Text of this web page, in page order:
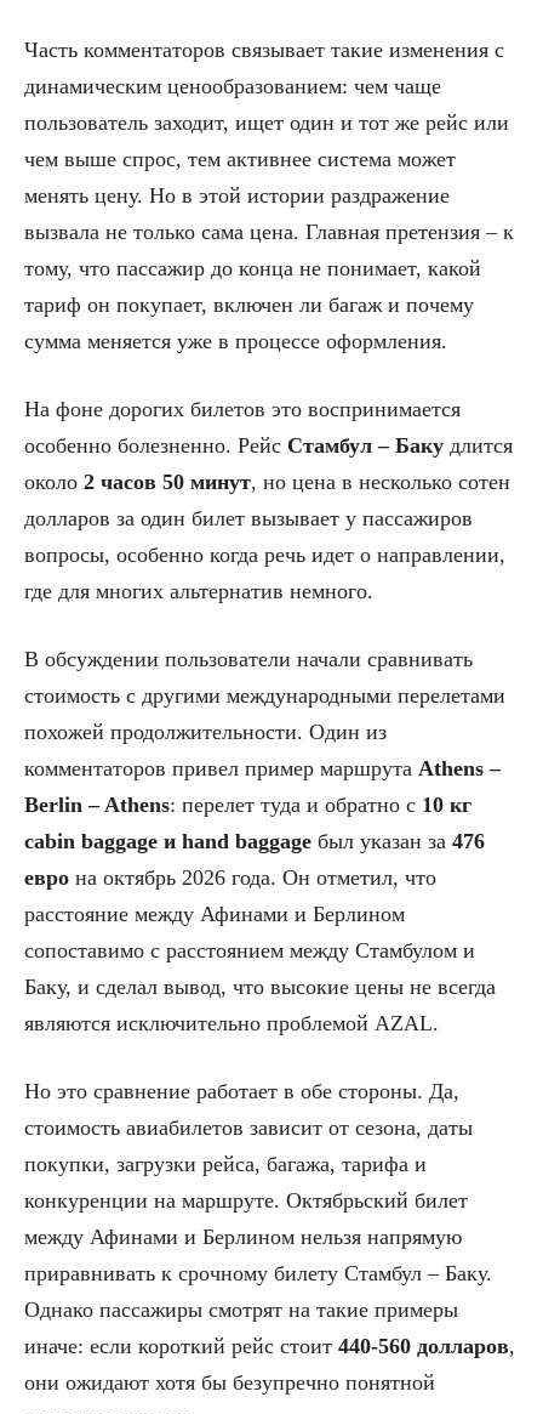
Часть комментаторов связывает такие изменения с
динамическим ценообразованием: чем чаще
пользователь заходит, ищет один и тот же рейс или
чем выше спрос, тем активнее система может
менять цену. Но в этой истории раздражение
вызвала не только сама цена. Главная претензия – к
тому, что пассажир до конца не понимает, какой
тариф он покупает, включен ли багаж и почему
сумма меняется уже в процессе оформления.
На фоне дорогих билетов это воспринимается
особенно болезненно. Рейс Стамбул – Баку длится
около 2 часов 50 минут, но цена в несколько сотен
долларов за один билет вызывает у пассажиров
вопросы, особенно когда речь идет о направлении,
где для многих альтернатив немного.
В обсуждении пользователи начали сравнивать
стоимость с другими международными перелетами
похожей продолжительности. Один из
комментаторов привел пример маршрута Athens –
Berlin – Athens: перелет туда и обратно с 10 кг
cabin baggage и hand baggage был указан за 476
евро на октябрь 2026 года. Он отметил, что
расстояние между Афинами и Берлином
сопоставимо с расстоянием между Стамбулом и
Баку, и сделал вывод, что высокие цены не всегда
являются исключительно проблемой AZAL.
Но это сравнение работает в обе стороны. Да,
стоимость авиабилетов зависит от сезона, даты
покупки, загрузки рейса, багажа, тарифа и
конкуренции на маршруте. Октябрьский билет
между Афинами и Берлином нельзя напрямую
приравнивать к срочному билету Стамбул – Баку.
Однако пассажиры смотрят на такие примеры
иначе: если короткий рейс стоит 440-560 долларов,
они ожидают хотя бы безупречно понятной